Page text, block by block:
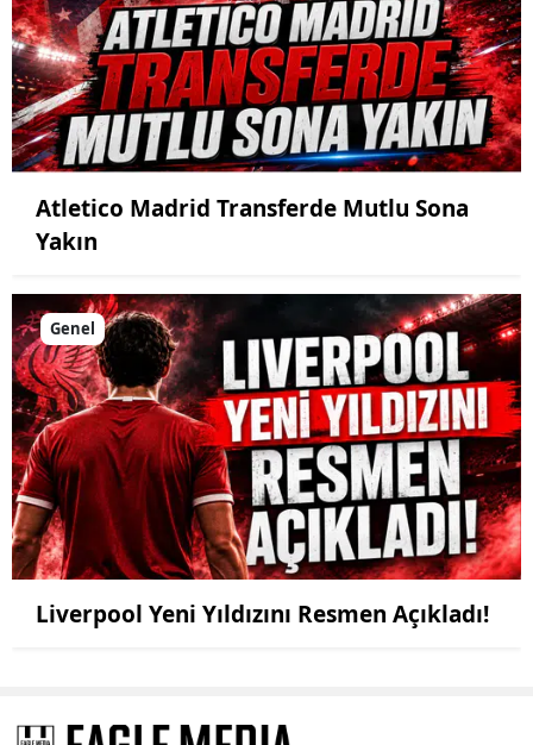
Atletico Madrid Transferde Mutlu Sona
Yakın
Genel
Liverpool Yeni Yıldızını Resmen Açıkladı!